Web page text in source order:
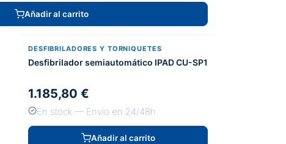
Añadir al carrito
DESFIBRILADORES Y TORNIQUETES
Desfibrilador semiautomático IPAD CU-SP1
1.185,80 €
En stock — Envío en 24/48h
Añadir al carrito